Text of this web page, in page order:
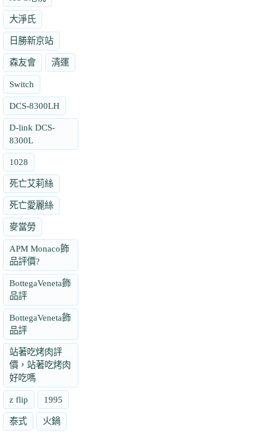
大淨氏
日勝新京站
森友會 清運
Switch
DCS-8300LH
D-link DCS-
8300L
1028
死亡艾莉絲
死亡愛麗絲
麥當勞
APM Monaco飾
品評價?
BottegaVeneta飾
品評
BottegaVeneta飾
品評
站著吃烤肉評
價，站著吃烤肉
好吃嗎
z flip 1995
泰式 火鍋